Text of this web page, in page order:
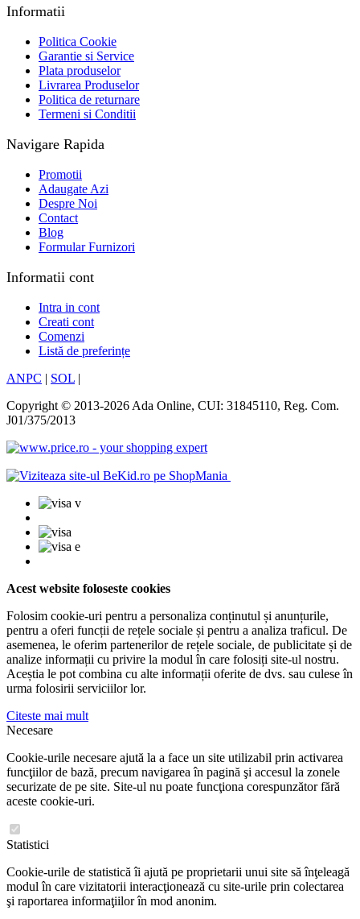
Informatii
Politica Cookie
Garantie si Service
Plata produselor
Livrarea Produselor
Politica de returnare
Termeni si Conditii
Navigare Rapida
Promotii
Adaugate Azi
Despre Noi
Contact
Blog
Formular Furnizori
Informatii cont
Intra in cont
Creati cont
Comenzi
Listă de preferințe
ANPC | SOL |
Copyright © 2013-2026 Ada Online, CUI: 31845110, Reg. Com.
J01/375/2013
Acest website foloseste cookies
Folosim cookie-uri pentru a personaliza conținutul și anunțurile,
pentru a oferi funcții de rețele sociale și pentru a analiza traficul. De
asemenea, le oferim partenerilor de rețele sociale, de publicitate și de
analize informații cu privire la modul în care folosiți site-ul nostru.
Aceștia le pot combina cu alte informații oferite de dvs. sau culese în
urma folosirii serviciilor lor.
Citeste mai mult
Necesare
Cookie-urile necesare ajută la a face un site utilizabil prin activarea
funcţiilor de bază, precum navigarea în pagină şi accesul la zonele
securizate de pe site. Site-ul nu poate funcţiona corespunzător fără
aceste cookie-uri.
Statistici
Cookie-urile de statistică îi ajută pe proprietarii unui site să înţeleagă
modul în care vizitatorii interacţionează cu site-urile prin colectarea
şi raportarea informaţiilor în mod anonim.